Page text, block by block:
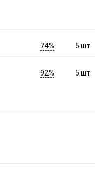
74% 5 шт.
92% 5 шт.